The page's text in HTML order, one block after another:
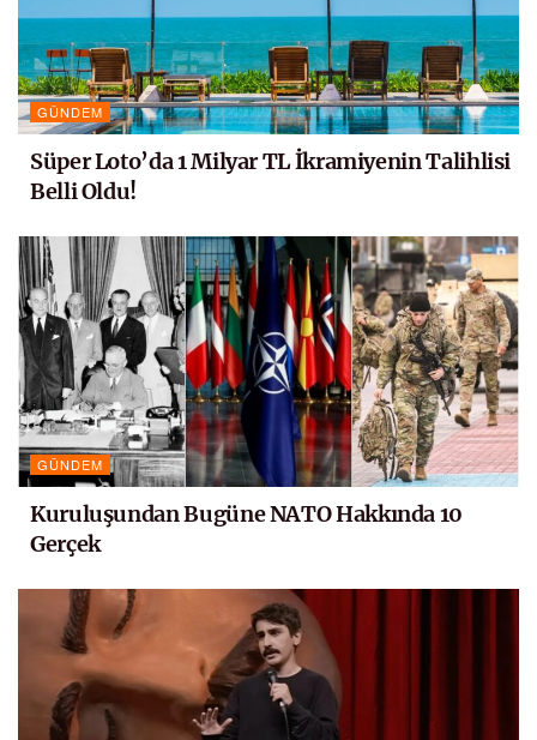
GÜNDEM
Süper Loto’da 1 Milyar TL İkramiyenin Talihlisi
Belli Oldu!
GÜNDEM
Kuruluşundan Bugüne NATO Hakkında 10
Gerçek